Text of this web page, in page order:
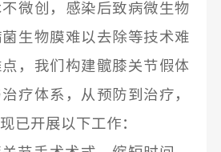
微创，感染后致病微生物
生物膜难以去除等技术难
，我们构建髋膝关节假体
疗体系，从预防到治疗，
已开展以下工作：